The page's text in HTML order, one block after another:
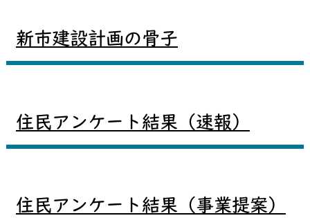
新市建設計画の骨子
住民アンケート結果（速報）
住民アンケート結果（事業提案）